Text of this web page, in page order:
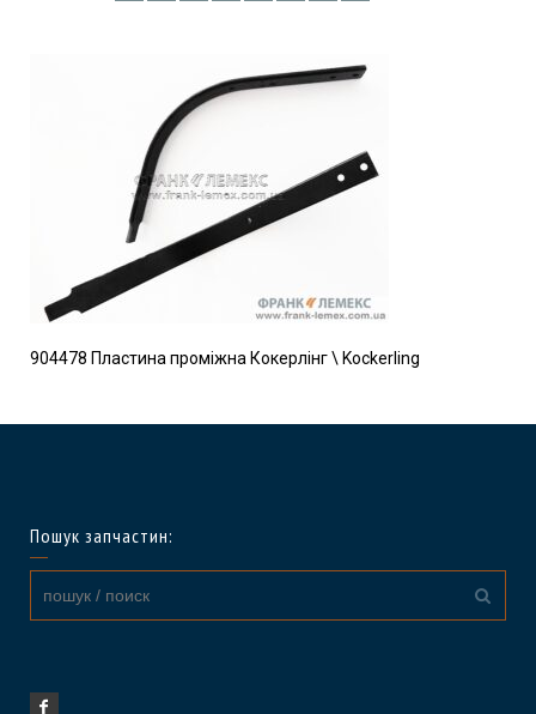
904478 Пластина проміжна Кокерлінг \ Kockerling
Пошук запчастин: